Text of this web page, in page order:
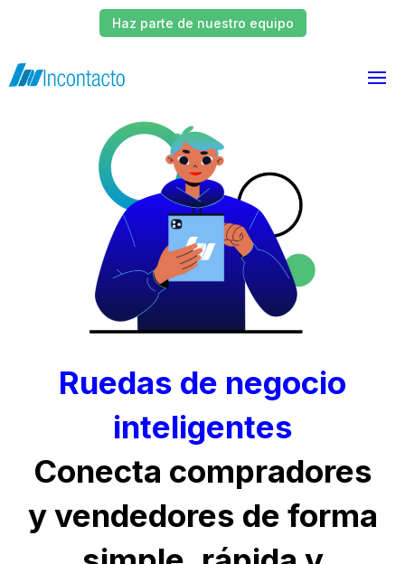
Haz parte de nuestro equipo
Ruedas de negocio
inteligentes
Conecta compradores
y vendedores de forma